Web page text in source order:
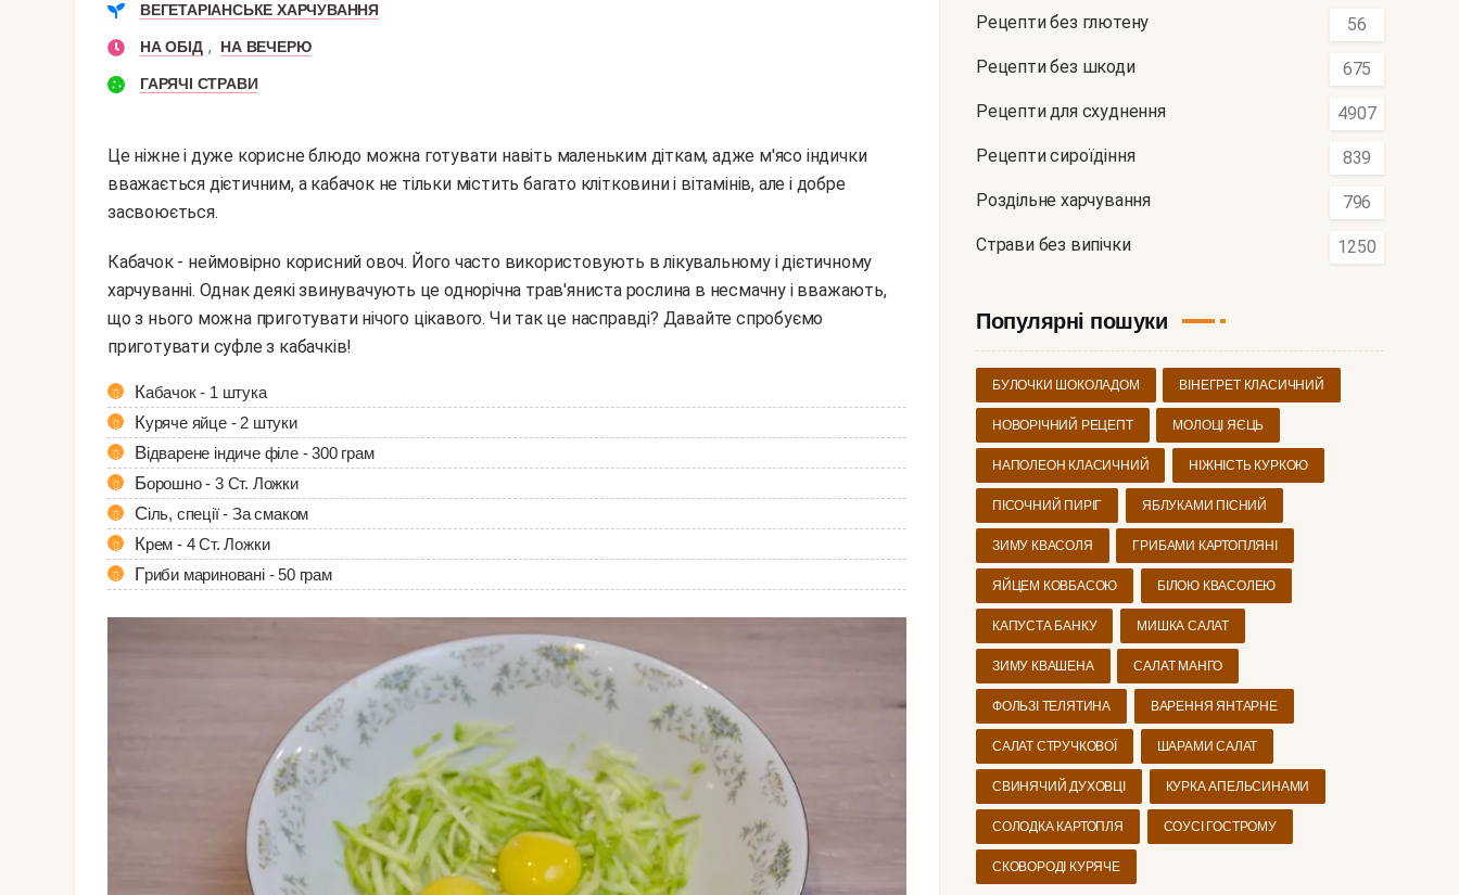
ВЕГЕТАРІАНСЬКЕ ХАРЧУВАННЯ
НА ОБІД , НА ВЕЧЕРЮ
ГАРЯЧІ СТРАВИ
Це ніжне і дуже корисне блюдо можна готувати навіть маленьким діткам, адже м'ясо індички
вважається дієтичним, а кабачок не тільки містить багато клітковини і вітамінів, але і добре
засвоюється.
Кабачок - неймовірно корисний овоч. Його часто використовують в лікувальному і дієтичному
харчуванні. Однак деякі звинувачують це однорічна трав'яниста рослина в несмачну і вважають,
що з нього можна приготувати нічого цікавого. Чи так це насправді? Давайте спробуємо
приготувати суфле з кабачків!
Кабачок - 1 штука
Куряче яйце - 2 штуки
Відварене індиче філе - 300 грам
Борошно - 3 Ст. Ложки
Сіль, спеції - За смаком
Крем - 4 Ст. Ложки
Гриби мариновані - 50 грам
Рецепти без глютену 56
Рецепти без шкоди 675
Рецепти для схуднення 4907
Рецепти сироїдіння 839
Роздільне харчування 796
Страви без випічки 1250
Популярні пошуки
БУЛОЧКИ ШОКОЛАДОМ ВІНЕГРЕТ КЛАСИЧНИЙ
НОВОРІЧНИЙ РЕЦЕПТ МОЛОЦІ ЯЄЦЬ
НАПОЛЕОН КЛАСИЧНИЙ НІЖНІСТЬ КУРКОЮ
ПІСОЧНИЙ ПИРІГ ЯБЛУКАМИ ПІСНИЙ
ЗИМУ КВАСОЛЯ ГРИБАМИ КАРТОПЛЯНІ
ЯЙЦЕМ КОВБАСОЮ БІЛОЮ КВАСОЛЕЮ
КАПУСТА БАНКУ МИШКА САЛАТ
ЗИМУ КВАШЕНА САЛАТ МАНГО
ФОЛЬЗІ ТЕЛЯТИНА ВАРЕННЯ ЯНТАРНЕ
САЛАТ СТРУЧКОВОЇ ШАРАМИ САЛАТ
СВИНЯЧИЙ ДУХОВЦІ КУРКА АПЕЛЬСИНАМИ
СОЛОДКА КАРТОПЛЯ СОУСІ ГОСТРОМУ
СКОВОРОДІ КУРЯЧЕ